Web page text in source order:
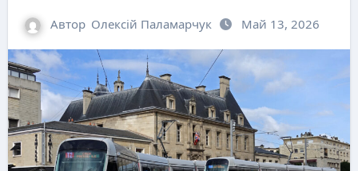
Автор Олексій Паламарчук Май 13, 2026